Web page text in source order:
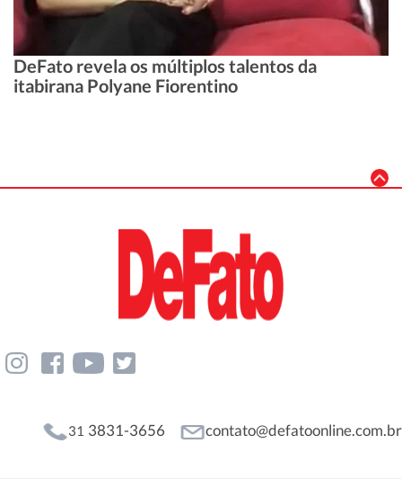
DeFato revela os múltiplos talentos da
itabirana Polyane Fiorentino
31 3831-3656 contato@defatoonline.com.br